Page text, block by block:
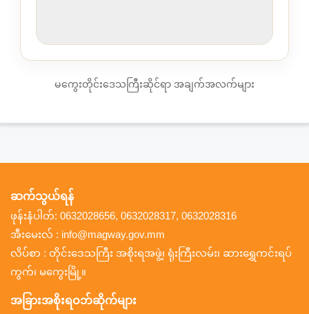
မကွေးတိုင်းဒေသကြီးဆိုင်ရာ အချက်အလက်များ
ဆက်သွယ်ရန်
ဖုန်းနံပါတ်: 0632028656, 0632028317, 0632028316
အီးမေးလ် : info@magway.gov.mm
လိပ်စာ : တိုင်းဒေသကြီး အစိုးရအဖွဲ့၊ ရုံးကြီးလမ်း၊ ဆားရွှေကင်းရပ်
ကွက်၊ မကွေးမြို့။
အခြားအစိုးရဝဘ်ဆိုက်များ